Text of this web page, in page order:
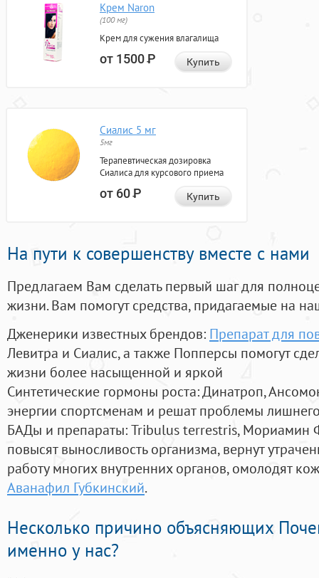
Крем Naron
(100 мг)
Крем для сужения влагалища
от 1500Р Купить
Сиалис 5 мг
5мг
Терапевтическая дозировка
Сиалиса для курсового приема
от 60Р Купить
На пути к совершенству вместе с нами
Предлагаем Вам сделать первый шаг для
жизни. Вам помогут средства, придагаемые на
Дженерики известных брендов: Препарат для
Левитра и Сиалис, а также Попперсы помогут
жизни более насыщенной и яркой
Синтетические гормоны роста: Динатроп,
энергии спортсменам и решат проблемы
БАДы и препараты:Tribulus terrestris, Мориамин
повысят выносливость организма, вернут
работу многих внутренних органов, омолодят
Аванафил Губкинский.
Несколько причино объясняющих
именно у нас?